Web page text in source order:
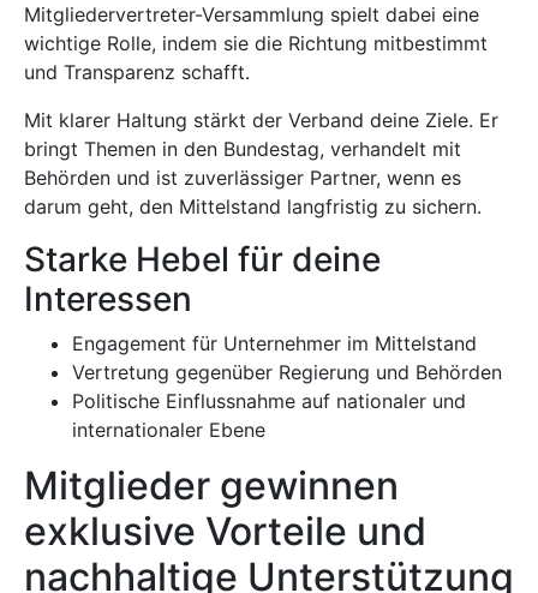
Mitgliedervertreter-Versammlung spielt dabei eine
wichtige Rolle, indem sie die Richtung mitbestimmt
und Transparenz schafft.
Mit klarer Haltung stärkt der Verband deine Ziele. Er
bringt Themen in den Bundestag, verhandelt mit
Behörden und ist zuverlässiger Partner, wenn es
darum geht, den Mittelstand langfristig zu sichern.
Starke Hebel für deine
Interessen
Engagement für Unternehmer im Mittelstand
Vertretung gegenüber Regierung und Behörden
Politische Einflussnahme auf nationaler und
internationaler Ebene
Mitglieder gewinnen
exklusive Vorteile und
nachhaltige Unterstützung